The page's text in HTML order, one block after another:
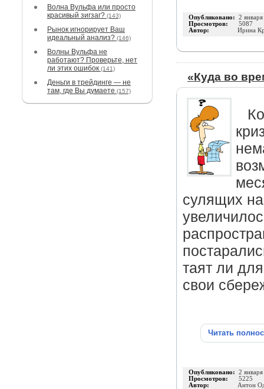
Волна Вульфа или просто
красивый зигзаг? (143)
Рынок игнорирует Ваш
идеальный анализ? (146)
Волны Вульфа не
работают? Проверьте, нет
ли этих ошибок (141)
Деньги в трейдинге — не
там, где Вы думаете (157)
Опубликовано: 2
Просмотров: 5087
Автор: Ирина
«Куда во
сулящих
таят ли
свои
Читать
Опубликовано: 2
Просмотров: 5225
Автор: Антон